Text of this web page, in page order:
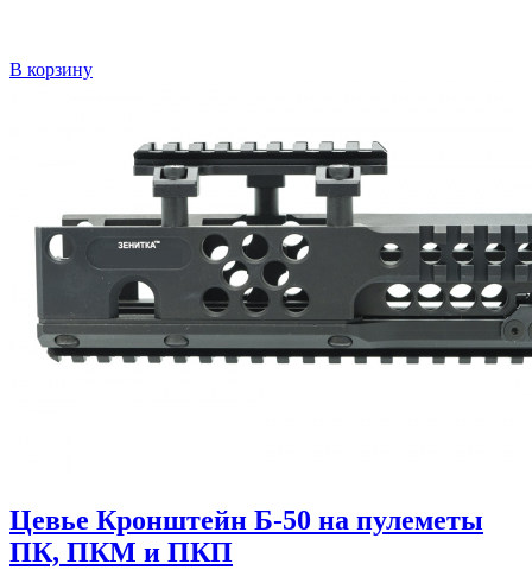
В корзину
Цевье Кронштейн Б-50 на пулеметы
ПК, ПКМ и ПКП